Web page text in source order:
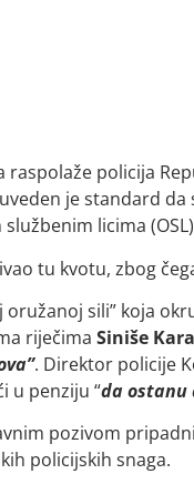
policija
uveden je standard
licima
tu kvotu, zbog
sili” koja
riječima Siniše
. Direktor policije
u penziju “da ostanu
pozivom
policijskih snaga.